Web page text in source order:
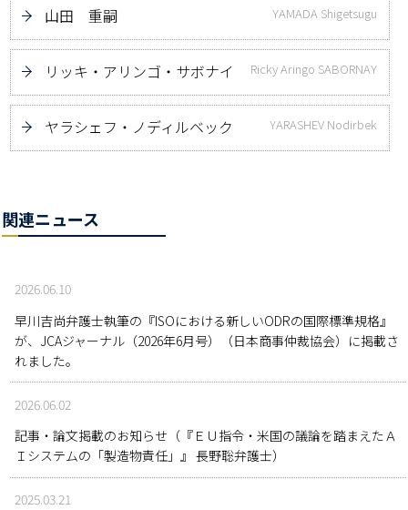
山田 重嗣 YAMADA Shigetsugu
リッキ・アリンゴ・サボナイ Ricky Aringo SABORNAY
ヤラシェフ・ノディルベック YARASHEV Nodirbek
関連ニュース
2026.06.10
早川吉尚弁護士執筆の『ISOにおける新しいODRの国際標準規格』
が、JCAジャーナル（2026年6月号）（日本商事仲裁協会）に掲載さ
れました。
2026.06.02
記事・論文掲載のお知らせ（『ＥＵ指令・米国の議論を踏まえたＡ
Ｉシステムの「製造物責任」』 長野聡弁護士）
2025.03.21